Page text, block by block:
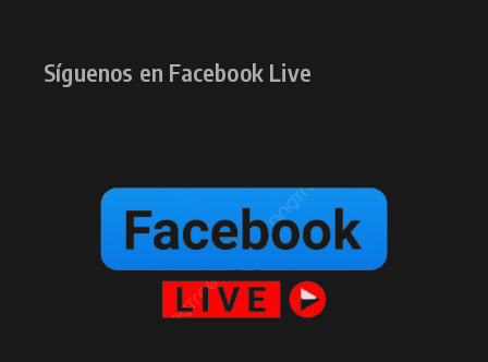
Síguenos en Facebook Live